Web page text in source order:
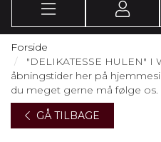
Forside
"DELIKATESSE HULEN" I
åbningstider her på
du meget gerne må følge os.
GÅ TILBAGE